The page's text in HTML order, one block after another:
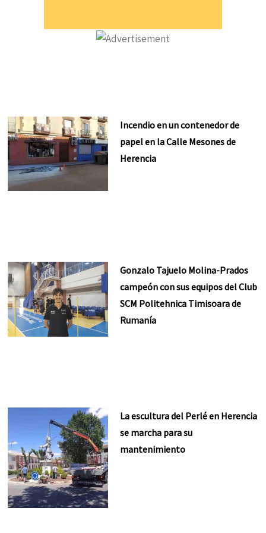
Incendio en un contenedor de
papel en la Calle Mesones de
Herencia
Gonzalo Tajuelo Molina-Prados
campeón con sus equipos del Club
SCM Politehnica Timisoara de
Rumanía
La escultura del Perlé en Herencia
se marcha para su
mantenimiento